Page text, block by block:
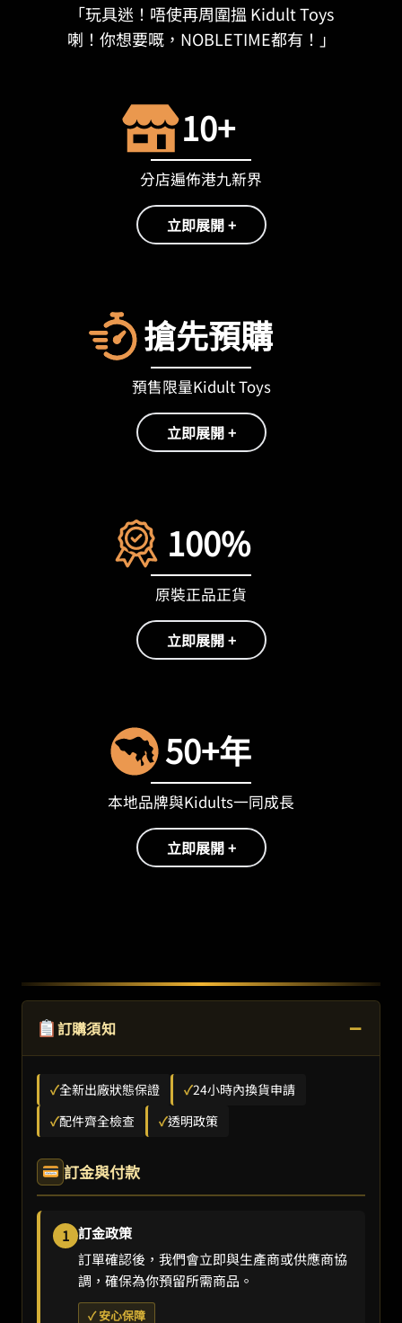
「玩具迷！唔使再周圍搵 Kidult Toys
喇！你想要嘅，NOBLETIME都有！」
10+
分店遍佈港九新界
立即展開 +
搶先預購
預售限量Kidult Toys
立即展開 +
100%
原裝正品正貨
立即展開 +
50+年
本地品牌與Kidults一同成長
立即展開 +
訂購須知 −
✓全新出廠狀態保證 ✓24小時內換貨申請
✓配件齊全檢查 ✓透明政策
訂金與付款
1 訂金政策
訂單確認後，我們會立即與生產商或供應商協
調，確保為你預留所需商品。
✓ 安心保障